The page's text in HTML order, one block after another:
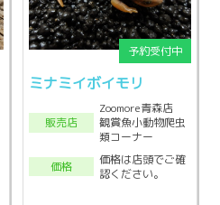
ミナミイボイモリ
販売店
Zoomore青森店
観賞魚小動物爬虫
類コーナー
価格
価格は店頭でご確
認ください。